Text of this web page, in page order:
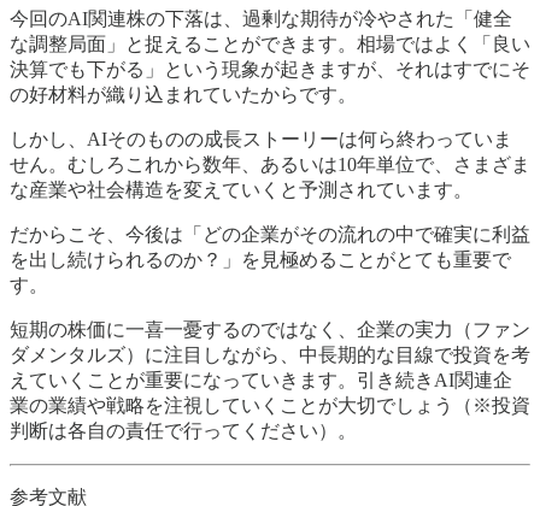
今回のAI関連株の下落は、過剰な期待が冷やされた「健全
な調整局面」と捉えることができます。相場ではよく「良い
決算でも下がる」という現象が起きますが、それはすでにそ
の好材料が織り込まれていたからです。
しかし、AIそのものの成長ストーリーは何ら終わっていま
せん。むしろこれから数年、あるいは10年単位で、さまざま
な産業や社会構造を変えていくと予測されています。
だからこそ、今後は「どの企業がその流れの中で確実に利益
を出し続けられるのか？」を見極めることがとても重要で
す。
短期の株価に一喜一憂するのではなく、企業の実力（ファン
ダメンタルズ）に注目しながら、中長期的な目線で投資を考
えていくことが重要になっていきます。引き続きAI関連企
業の業績や戦略を注視していくことが大切でしょう（※投資
判断は各自の責任で行ってください）。
参考文献